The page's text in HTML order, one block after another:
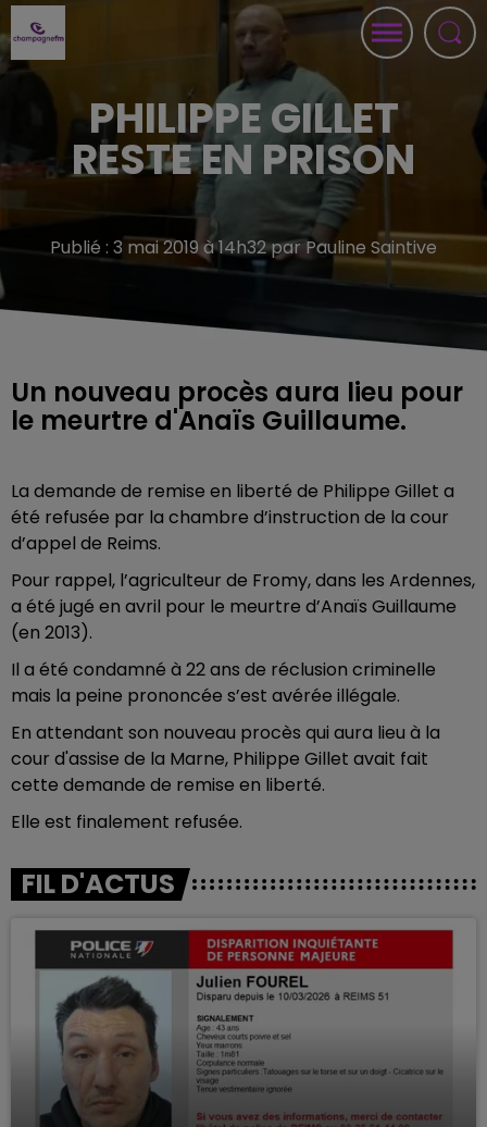
PHILIPPE GILLET
RESTE EN PRISON
Publié : 3 mai 2019 à 14h32 par Pauline Saintive
Un nouveau procès aura lieu pour
le meurtre d'Anaïs Guillaume.
La demande de remise en liberté de Philippe Gillet a
été refusée par la chambre d’instruction de la cour
d’appel de Reims.
Pour rappel, l’agriculteur de Fromy, dans les Ardennes,
a été jugé en avril pour le meurtre d’Anaïs Guillaume
(en 2013).
Il a été condamné à 22 ans de réclusion criminelle
mais la peine prononcée s’est avérée illégale.
En attendant son nouveau procès qui aura lieu à la
cour d'assise de la Marne, Philippe Gillet avait fait
cette demande de remise en liberté.
Elle est finalement refusée.
FIL D'ACTUS